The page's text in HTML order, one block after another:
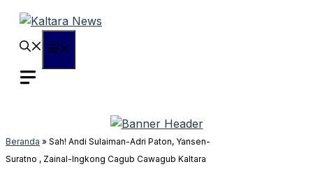
Langsung
Beranda » Sah! Andi Sulaiman-Adri Paton, Yansen-
Suratno , Zainal-Ingkong Cagub Cawagub Kaltara